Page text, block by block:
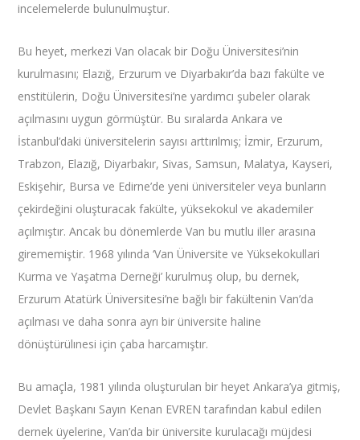
incelemelerde bulunulmuştur.
Bu heyet, merkezi Van olacak bir Doğu Üniversitesi’nin
kurulmasını; Elazığ, Erzurum ve Diyarbakır’da bazı fakülte ve
enstitülerin, Doğu Üniversitesi’ne yardımcı şubeler olarak
açılmasını uygun görmüştür. Bu sıralarda Ankara ve
İstanbul’daki üniversitelerin sayısı arttırılmış; İzmir, Erzurum,
Trabzon, Elazığ, Diyarbakır, Sivas, Samsun, Malatya, Kayseri,
Eskişehir, Bursa ve Edirne’de yeni üniversiteler veya bunların
çekirdeğini oluşturacak fakülte, yüksekokul ve akademiler
açılmıştır. Ancak bu dönemlerde Van bu mutlu iller arasına
girememiştir. 1968 yılında ‘Van Üniversite ve Yüksekokullari
Kurma ve Yaşatma Derneği’ kurulmuş olup, bu dernek,
Erzurum Atatürk Üniversitesi’ne bağlı bir fakültenin Van’da
açılması ve daha sonra ayrı bir üniversite haline
dönüştürülınesi için çaba harcamıştır.
Bu amaçla, 1981 yılında oluşturulan bir heyet Ankara’ya gitmiş,
Devlet Başkanı Sayın Kenan EVREN tarafından kabul edilen
dernek üyelerine, Van’da bir üniversite kurulacağı müjdesi